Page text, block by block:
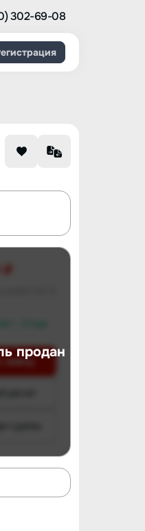
302-69-08
продан
заявку